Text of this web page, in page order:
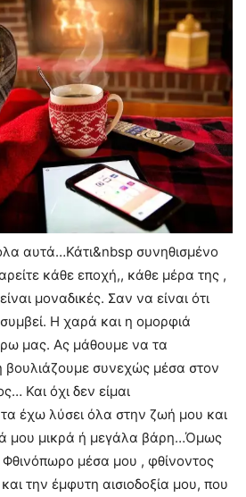
αυτά…Κάτι&nbsp συνηθισμένο
κάθε εποχή,, κάθε μέρα της ,
μοναδικές. Σαν να είναι ότι
Η χαρά και η ομορφιά
μας. Ας μάθουμε να τα
βουλιάζουμε συνεχώς μέσα στον
Και όχι δεν είμαι
έχω λύσει όλα στην ζωή μου και
μου μικρά ή μεγάλα βάρη…Όμως
μέσα μου , φθίνοντος
την έμφυτη αισιοδοξία μου, που